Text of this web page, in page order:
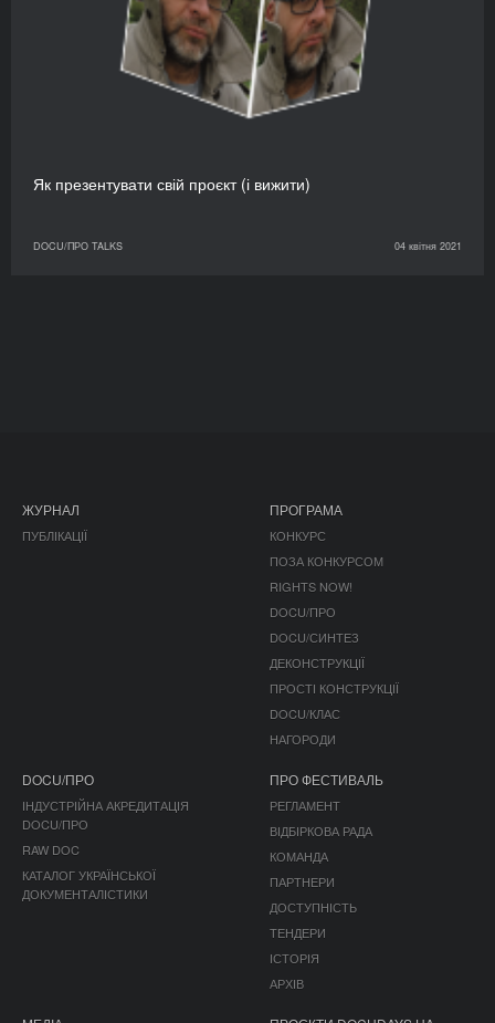
Як презентувати свій проєкт (і вижити)
DOCU/ПРО TALKS 04 квітня 2021
ЖУРНАЛ
ПУБЛІКАЦІЇ
ПРОГРАМА
КОНКУРС
ПОЗА КОНКУРСОМ
RIGHTS NOW!
DOCU/ПРО
DOCU/СИНТЕЗ
ДЕКОНСТРУКЦІЇ
ПРОСТІ КОНСТРУКЦІЇ
DOCU/КЛАС
НАГОРОДИ
DOCU/ПРО
ІНДУСТРІЙНА АКРЕДИТАЦІЯ
DOCU/ПРО
RAW DOC
КАТАЛОГ УКРАЇНСЬКОЇ
ДОКУМЕНТАЛІСТИКИ
ПРО ФЕСТИВАЛЬ
РЕГЛАМЕНТ
ВІДБІРКОВА РАДА
КОМАНДА
ПАРТНЕРИ
ДОСТУПНІСТЬ
ТЕНДЕРИ
ІСТОРІЯ
АРХІВ